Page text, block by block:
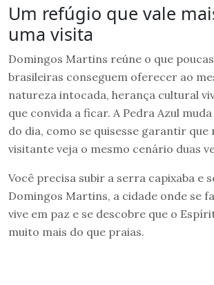
Um refúgio que vale
uma visita
Domingos Martins reúne o que
brasileiras conseguem oferecer ao
natureza intocada, herança cultural
que convida a ficar. A Pedra Azul
do dia, como se quisesse garantir que
visitante veja o mesmo cenário duas
Você precisa subir a serra capixaba e
Domingos Martins, a cidade onde se
vive em paz e se descobre que o
muito mais do que praias.